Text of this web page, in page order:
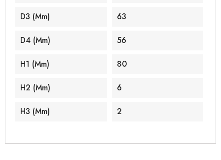
D3 (mm) 63
D4 (mm) 56
H1 (mm) 80
H2 (mm) 6
H3 (mm) 2